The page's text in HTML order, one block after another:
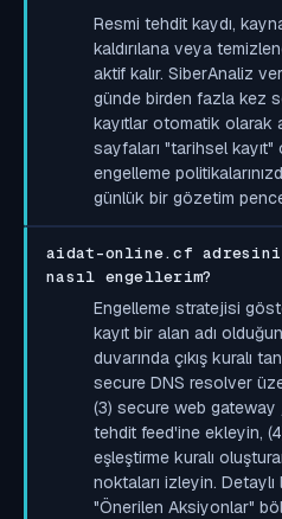
Resmi tehdit kaydı,
kaldırılana veya
aktif kalır. SiberAnaliz
günde birden fazla kez
kayıtlar otomatik olarak
sayfaları "tarihsel
engelleme
günlük bir gözetim
aidat-online.cf adresini
nasıl engellerim?
Engelleme stratejisi
kayıt bir alan adı
duvarında çıkış kuralı
secure DNS resolver
(3) secure web
tehdit feed'ine ekleyin,
eşleştirme kuralı
noktaları izleyin.
"Önerilen Aksiyonlar"